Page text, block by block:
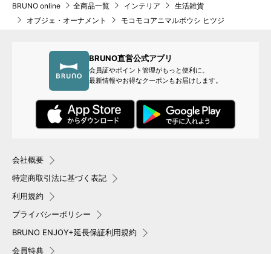
BRUNO online 全商品一覧 インテリア
生活雑貨
オブジェ・オーナメント
モコモコアニマルボウシ ヒツジ
BRUNO直営公式アプリ
会員証やポイント管理がもっと便利に。
最新情報やお得なクーポンもお届けします。
会社概要
特定商取引法に基づく表記
利用規約
プライバシーポリシー
BRUNO ENJOY+延長保証利用規約
会員特典